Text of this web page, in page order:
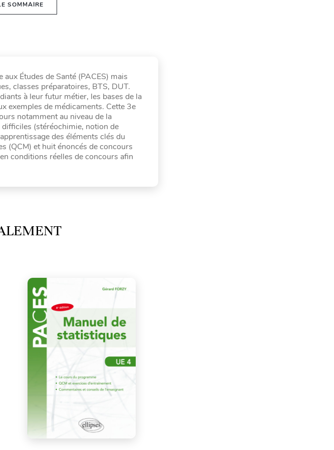
SOMMAIRE
Études de Santé (PACES) mais
classes préparatoires, BTS, DUT.
à leur futur métier, les bases de la
exemples de médicaments. Cette 3e
notamment au niveau de la
(stéréochimie, notion de
des éléments clés du
(QCM) et huit énoncés de concours
conditions réelles de concours afin